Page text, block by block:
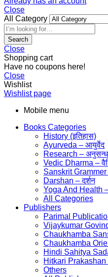
Close
All Category
Search
Close
Shopping cart
Have no coupons here!
Close
Wishlist
Wishlist page
Mobile menu
Books Categories
History (इतिहास)
Ayurveda – आयुर्वेद
Research –
Vedic Dharma –
Sanskrit
Darshan – दर्शन
Yoga And Health –
All Categories
Publishers
Parimal
Vijaykumar
Chaukhamba
Chaukhamba
Hindi Sahitya
Hitkari Prakashan
Others